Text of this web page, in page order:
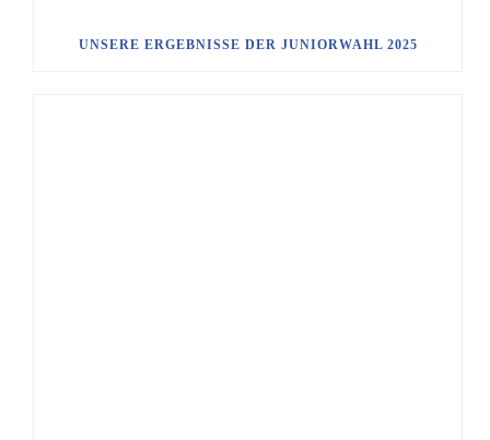
UNSERE ERGEBNISSE DER JUNIORWAHL 2025